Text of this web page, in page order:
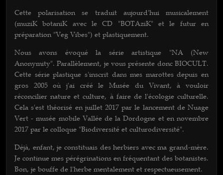
Cette polarisation se traduit aujourd'hui musicalement
(muziK botaniK avec le CD "BOTAziK" et le futur en
préparation "Veg Vibes") et plastiquement.
Nous avons évoqué la série artistique "NA (New
Anonymity". Parallèlement, je vous présente donc BIOCULT.
Cette série plastique s'inscrit dans mes marottes depuis en
gros 2005 où j'ai créé le Musée du Vivant, à vouloir
réconcilier nature et culture, à faire de l'écologie culturelle.
Cela s'est théorisé en juillet 2017 par le lancement de Nuage
Vert - musée mobile Vallée de la Dordogne et en novembre
2017 par le colloque "Biodiversité et culturodiversité".
Déjà, enfant, je constituais des herbiers avec ma grand-mère.
Je continue mes pérégrinations en fréquentant des botanistes.
Bon, je bouffe de l'herbe mentalement et respectueusement.